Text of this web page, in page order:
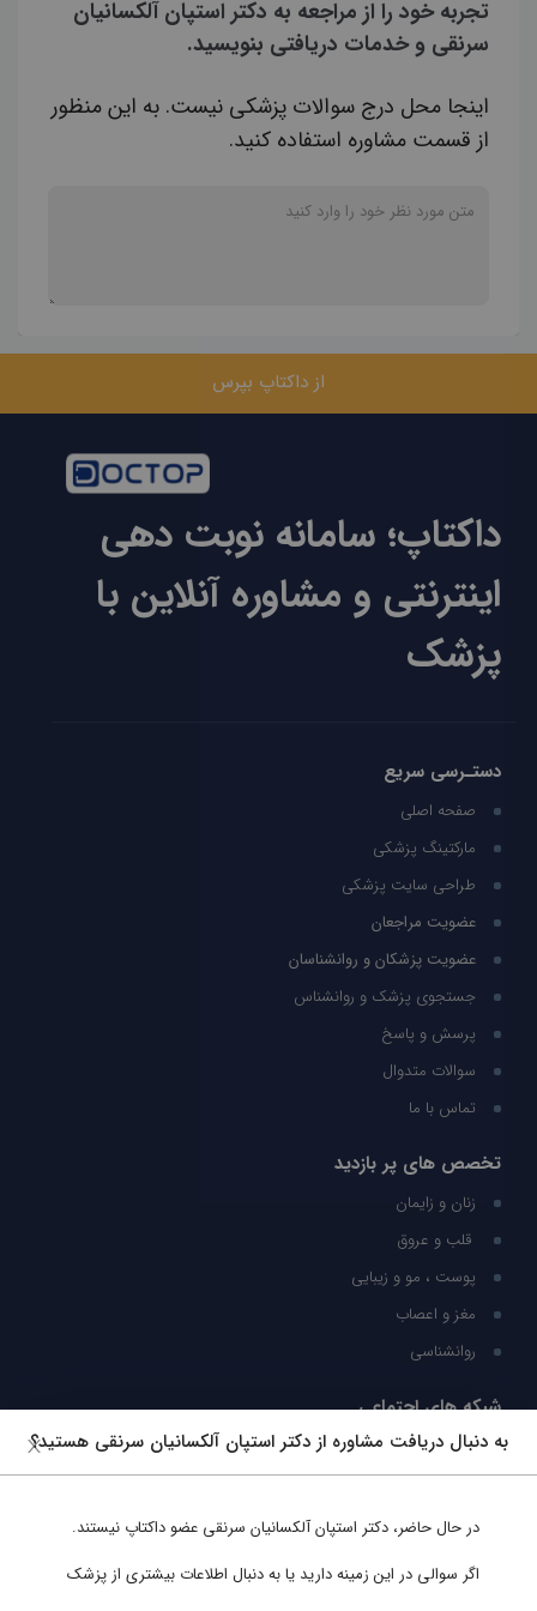
تجربه خود را از مراجعه به دکتر استپان آلکسانیان
سرنقی و خدمات دریافتی بنویسید.
اینجا محل درج سوالات پزشکی نیست. به این منظور
از قسمت مشاوره استفاده کنید.
از داکتاپ بپرس
داکتاپ؛ سامانه نوبت دهی
اینترنتی و مشاوره آنلاین با
پزشک
دستـرسی سریع
صفحه اصلی
مارکتینگ پزشکی
طراحی سایت پزشکی
عضویت مراجعان
عضویت پزشکان و روانشناسان
جستجوی پزشک و روانشناس
پرسش و پاسخ
سوالات متدوال
تماس با ما
تخصص های پر بازدید
زنان و زایمان
قلب و عروق
پوست ، مو و زیبایی
مغز و اعصاب
روانشناسی
شبکه های اجتماعی
ما را در شبکه های اجتماعی دنبال کنید
به دنبال دریافت مشاوره از دکتر استپان آلکسانیان سرنقی هستید؟
در حال حاضر، دکتر استپان آلکسانیان سرنقی عضو داکتاپ نیستند.
اگر سوالی در این زمینه دارید یا به دنبال اطلاعات بیشتری از پزشک